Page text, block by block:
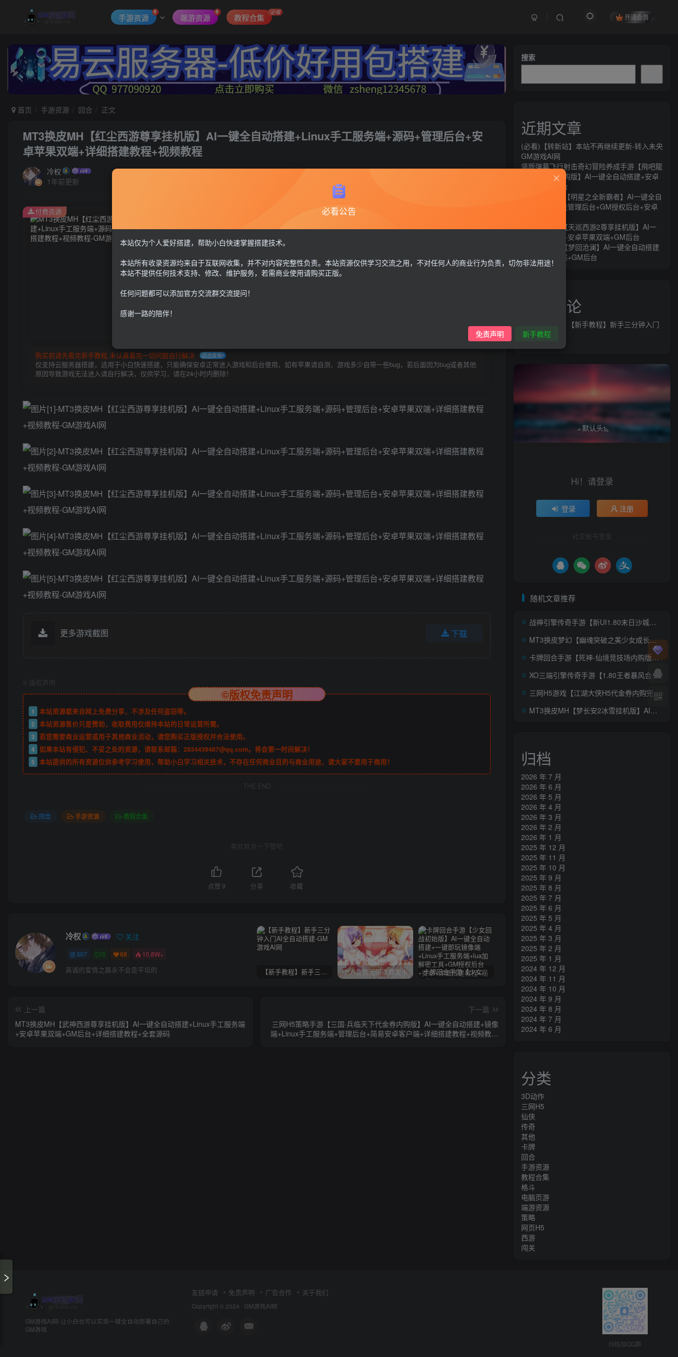
手游资源 端游资源 教程合集
必看
开通会员
首页 手游资源 回合 正文
MT3换皮MH【红尘西游尊享挂机版】AI一键全自动搭建+Linux手工服务端+源码+管理后台+安
卓苹果双端+详细搭建教程+视频教程
冷权
1年前更新
MT3换皮+管理后台+安卓苹果双端
G币30 限时特惠
G币 100
个人会员
购买前请先看完新手教程,未认真看完一切问题自行解决 点击查看
仅支持云服务器搭建，适用于小白快速搭建，只能确保安卓正常进入游戏和后台使用，如有苹果请自测，游戏多少自带一些bug，若后面因为bug或者其他
原因导致游戏无法进入请自行解决，仅供学习，请在24小时内删除！
付费资源
更多游戏截图 下载
版权声明
©版权免责声明
1
本站资源都来自网上免费分享，不涉及任何盗窃等。
2 本站资源售价只是赞助，收取费用仅维持本站的日常运营所需。
3 若您需要商业运营或用于其他商业活动，请您购买正版授权并合法使用。
4 如果本站有侵犯、不妥之处的资源，请联系邮箱：2834439487@qq.com。将会第一时间解决！
5 本站提供的所有资源仅供参考学习使用，帮助小白学习相关技术，不存在任何商业目的与商业用途，请大家不要用于商用！
THE END
回合 手游资源 教程合集
喜欢就点一下赞吧
点赞 9 分享 收藏
冷权 关注
507 0 68 10.8W+
真诚的爱情之路永不会是平坦的 【新手教程】新手三分钟入门AI全自动搭建 个人会员无限次数发卡 卡牌回合手游【少女回战初始版】AI一键全自动搭建+一键即玩镜像端+Linux手工服务端+lua加解密工具+GM授权后台+安卓+详细搭建教程+视频教程 三网H5游戏【奇迹H5之斗罗超变多区跨服平台币内购版】最新整理单机一键即玩镜像端+Linux手工服务端+简易安卓APP+新版GM平台币授权后台+详细搭建教程
上一篇
MT3换皮MH【武神西游尊享挂机版】AI一键全自动搭建+Linux手工服务端
+安卓苹果双端+GM后台+详细搭建教程+全套源码
下一篇
三网H5策略手游【三国·兵临天下代金券内购版】AI一键全自动搭建+镜像
端+Linux手工服务端+管理后台+简易安卓客户端+详细搭建教程+视频教程
搜索
近期文章
(必看)【转新站】本站不再继续更新-转入未央
GM游戏AI网
竖版弹幕飞行射击奇幻冒险养成手游【飛吧龍
騎士代金券内购版】AI一键全自动搭建+安卓
+CDK授权后台
横版闯关手游【明星之全新霸者】AI一键全自
动搭建+全功能管理后台+GM授权后台+安卓
MT3换皮MH【天巡西游2尊享挂机版】AI一
键全自动搭建+安卓苹果双端+GM后台
MT3换皮MH【梦回沧澜】AI一键全自动搭建
+安卓苹果双端+GM后台
近期评论
【新手教程】新手三分钟入门
AI全自动搭建
Hi！请登录
登录 注册
社交账号登录
随机文章推荐
战神引擎传奇手游【新UI1.80末日沙城三职业修复版】AI一键全自动搭建+Win一键服务端+GM授权后台+安卓苹果双端+详细搭建教程+视频教程
MT3换皮梦幻【幽魂突破之美少女成长记尊享挂机版】AI一键全自动搭建+Linux手工服务端+源码+新管理后台+安卓苹果双端+详细搭建教程+视频教程
卡牌回合手游【死神-仙境竞技场内购版】AI一键全自动搭建+Linux手工服务端+多区跨服+全物品ID+CDK授权后台+安卓+详细搭建教程+视频教程
XO三端引擎传奇手游【1.80王者暴风合击】AI一键全自动搭建+Win系服务端+PC安卓苹果三端+加密工具+详细搭建教程
三网H5游戏【江湖大侠H5代金券内购完整修复版】AI一键全自动搭建+Ubuntu手工服务端+GM邮件后台+原生安卓客户端+详细搭建教程+视频教程
MT3换皮MH【梦长安2冰雪挂机版】AI一键全自动搭建+最新整理Linux手工服务端+安卓苹果双端+GM后台+全套源码+详细搭建教程
归档
2026 年 7 月
2026 年 6 月
2026 年 5 月
2026 年 4 月
2026 年 3 月
2026 年 2 月
2026 年 1 月
2025 年 12 月
2025 年 11 月
2025 年 10 月
2025 年 9 月
2025 年 8 月
2025 年 7 月
2025 年 6 月
2025 年 5 月
2025 年 4 月
2025 年 3 月
2025 年 2 月
2025 年 1 月
2024 年 12 月
2024 年 11 月
2024 年 10 月
2024 年 9 月
2024 年 8 月
2024 年 7 月
2024 年 6 月
分类
3D动作
三网H5
仙侠
传奇
其他
卡牌
回合
手游资源
教程合集
格斗
电脑页游
端游资源
策略
网页H5
西游
闯关
GM游戏AI网-让小白也可以实现一键全自动部署自己的
GM游戏
友链申请 免责声明 广告合作 关于我们
Copyright © 2024 · GM游戏AI网
扫码加QQ群
必看公告
本站仅为个人爱好搭建，帮助小白快速掌握搭建技术。
本站所有收录资源均来自于互联网收集，并不对内容完整性负责。本站资源仅供学习交流之用，不对任何人的商业行为负责，切勿非法用途！
本站不提供任何技术支持、修改、维护服务，若需商业使用请购买正版。
任何问题都可以添加官方交流群交流提问！
感谢一路的陪伴！
免责声明 新手教程